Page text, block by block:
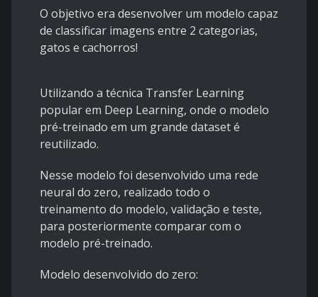
O objetivo era desenvolver um modelo capaz
de classificar imagens entre 2 categorias,
gatos e cachorros!
Utilizando a técnica Transfer Learning
popular em Deep Learning, onde o modelo
pré-treinado em um grande dataset é
reutilizado.
Nesse modelo foi desenvolvido uma rede
neural do zero, realizado todo o
treinamento do modelo, validação e teste,
para posteriormente comparar com o
modelo pré-treinado.
Modelo desenvolvido do zero: